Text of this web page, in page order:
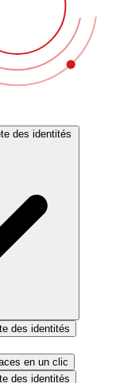
des identités
des identités
en un clic
des identités